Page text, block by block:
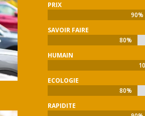
PRIX
90%
90%
SAVOIR FAIRE
80%
80%
HUMAIN
ECOLOGIE
80%
80%
RAPIDITE